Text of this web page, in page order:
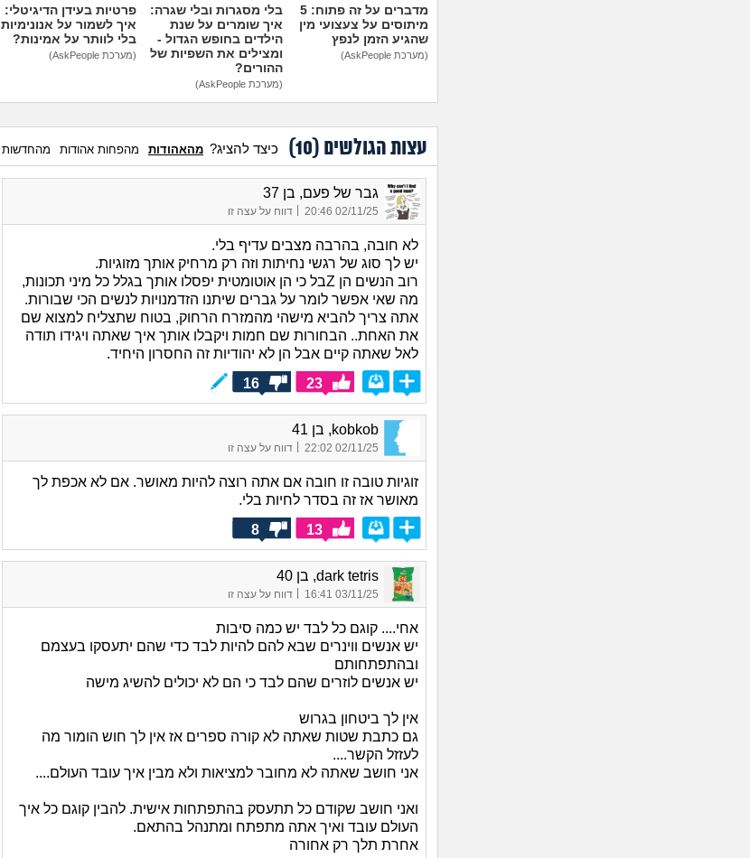
מדברים על זה פתוח: 5
מיתוסים על צעצועי מין
שהגיע הזמן לנפץ
(מערכת AskPeople)
בלי מסגרות ובלי שגרה:
איך שומרים על שנת
הילדים בחופש הגדול -
ומצילים את השפיות של
ההורים?
(מערכת AskPeople)
פרטיות בעידן הדיגיטלי:
איך לשמור על אנונימיות
בלי לוותר על אמינות?
(מערכת AskPeople)
עצות הגולשים (10
) כיצד להציג? מהאהודות מהפחות אהודות מהחדשות
גבר של פעם, בן 37
02/11/25 20:46 דווח על עצה זו
לא חובה, בהרבה מצבים עדיף בלי.
יש לך סוג של רגשי נחיתות וזה רק מרחיק אותך מזוגיות.
רוב הנשים הן Zבל כי הן אוטומטית יפסלו אותך בגלל כל מיני תכונות,
מה שאי אפשר לומר על גברים שיתנו הזדמנויות לנשים הכי שבורות.
אתה צריך להביא מישהי מהמזרח הרחוק, בטוח שתצליח למצוא שם
את האחת.. הבחורות שם חמות ויקבלו אותך איך שאתה ויגידו תודה
לאל שאתה קיים אבל הן לא יהודיות זה החסרון היחיד.
23
16
kobkob, בן 41
02/11/25 22:02 דווח על עצה זו
זוגיות טובה זו חובה אם אתה רוצה להיות מאושר. אם לא אכפת לך
מאושר אז זה בסדר לחיות בלי.
13
8
dark tetris, בן 40
03/11/25 16:41 דווח על עצה זו
אחי.... קוגם כל לבד יש כמה סיבות
יש אנשים ווינרים שבא להם להיות לבד כדי שהם יתעסקו בעצמם
ובהתפתחותם
יש אנשים לוזרים שהם לבד כי הם לא יכולים להשיג מישה
אין לך ביטחון בגרוש
גם כתבת שטות שאתה לא קורה ספרים אז אין לך חוש הומור מה
לעזזל הקשר....
אני חושב שאתה לא מחובר למציאות ולא מבין איך עובד העולם....
ואני חושב שקודם כל תתעסק בהתפתחות אישית. להבין קוגם כל איך
העולם עובד ואיך אתה מתפתח ומתנהל בהתאם.
אחרת תלך רק אחורה